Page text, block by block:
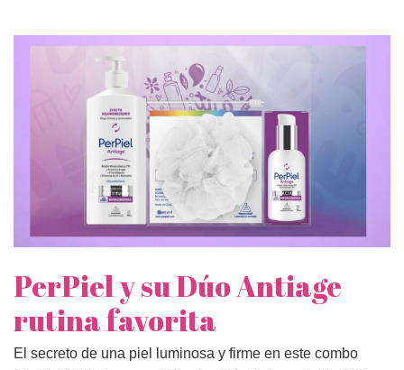
PerPiel y su Dúo Antiage
rutina favorita
El secreto de una piel luminosa y firme en este combo